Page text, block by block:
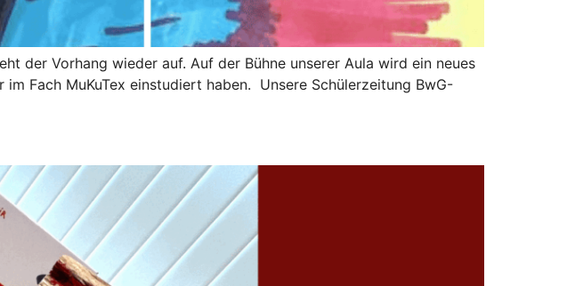
der Vorhang wieder auf. Auf der Bühne unserer Aula wird ein neues
Fach MuKuTex einstudiert haben. Unsere Schülerzeitung BwG-